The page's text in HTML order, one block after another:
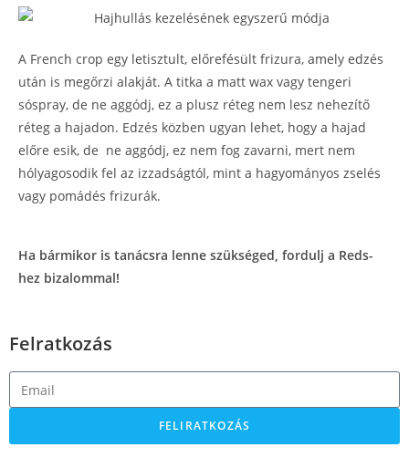
A French crop egy letisztult, előrefésült frizura, amely edzés
után is megőrzi alakját. A titka a matt wax vagy tengeri
sóspray, de ne aggódj, ez a plusz réteg nem lesz nehezítő
réteg a hajadon. Edzés közben ugyan lehet, hogy a hajad
előre esik, de ne aggódj, ez nem fog zavarni, mert nem
hólyagosodik fel az izzadságtól, mint a hagyományos zselés
vagy pomádés frizurák.
Ha bármikor is tanácsra lenne szükséged, fordulj a Reds-
hez bizalommal!
Felratkozás
FELIRATKOZÁS